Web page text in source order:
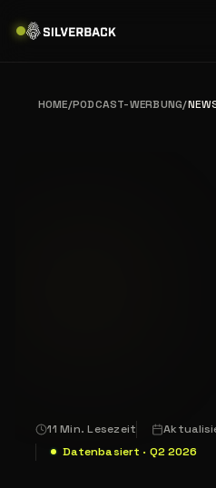
HOME/PODCAST-WERBUNG/
11 Min. Lesezeit
Datenbasiert · Q2 2026